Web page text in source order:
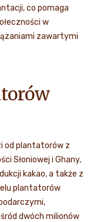
co pomaga
w
zawartymi
od plantatorów z
Słoniowej i Ghany,
kakao, a także z
plantatorów
dwóch milionów